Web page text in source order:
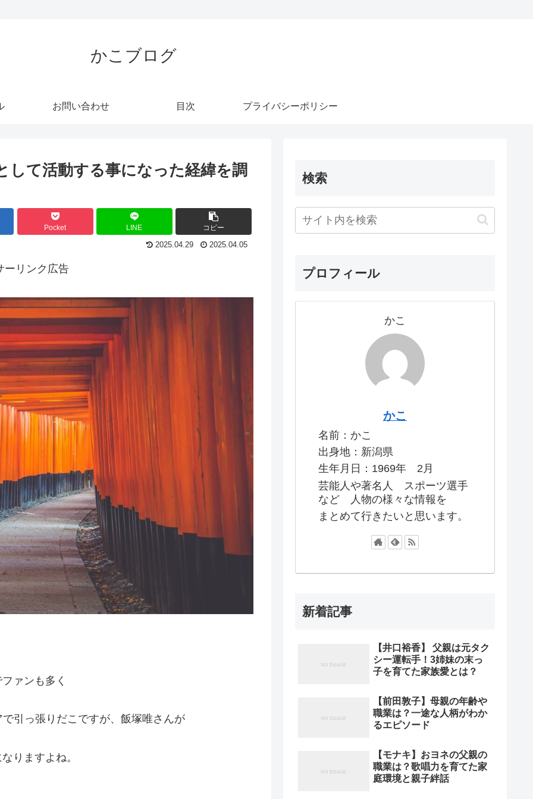
かこブログ
お問い合わせ 目次 プライバシーポリシー
して活動する事になった経緯を調
Pocket LINE コピー
2025.04.29 2025.04.05
ーリンク広告
ァンも多く
引っ張りだこですが、飯塚唯さんが
りますよね。
検索
プロフィール
かこ
かこ
名前：かこ
出身地：新潟県
生年月日：1969年 2月
芸能人や著名人 スポーツ選手
など 人物の様々な情報を
まとめて行きたいと思います。
新着記事
【井口裕香】 父親は元タク
シー運転手！3姉妹の末っ
子を育てた家族愛とは？
【前田敦子】母親の年齢や
職業は？一途な人柄がわか
るエピソード
【モナキ】おヨネの父親の
職業は？歌唱力を育てた家
庭環境と親子絆話